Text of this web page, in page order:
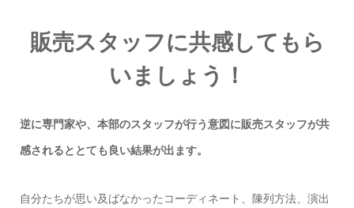
販売スタッフに共感してもら
いましょう！
逆に専門家や、本部のスタッフが行う意図に販売スタッフが共
感されるととても良い結果が出ます。
自分たちが思い及ばなかったコーディネート、陳列方法、演出